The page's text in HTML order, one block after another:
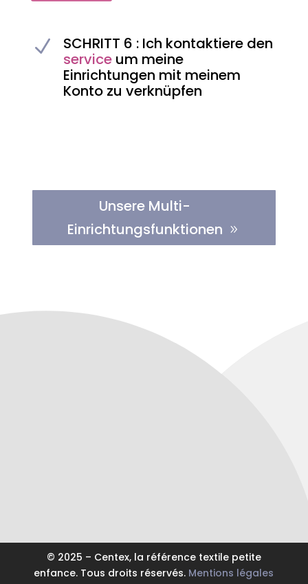
N
SCHRITT 6 : Ich kontaktiere den
serviceum meine
Einrichtungen mit meinem
Konto zu verknüpfen
Unsere Multi-
Einrichtungsfunktionen
© 2025 – Centex, la référence textile petite
enfance. Tous droits réservés. Mentions légales